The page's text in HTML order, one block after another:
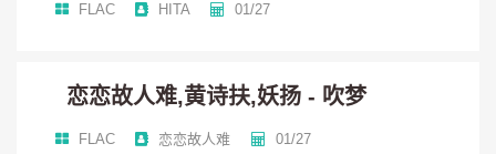
有风骨意气称侠
天策（橙翼）：
FLAC HITA 01/27
恋恋故人难,黄诗扶,妖扬 - 吹梦
FLAC 恋恋故人难 01/27